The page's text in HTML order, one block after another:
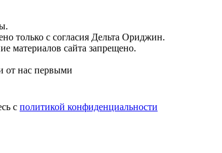
только с согласия Дельта Ориджин.
материалов сайта запрещено.
от нас первыми
с политикой конфиденциальности